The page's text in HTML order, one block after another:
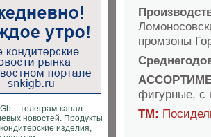
промзоны
фигурные, с
ТМ: